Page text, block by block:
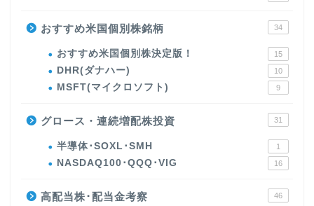
おすすめ米国個別株銘柄 34
おすすめ米国個別株決定版！ 15
DHR(ダナハー) 10
MSFT(マイクロソフト) 9
グロース・連続増配株投資 31
半導体･SOXL･SMH 1
NASDAQ100･QQQ･VIG 16
高配当株･配当金考察 46